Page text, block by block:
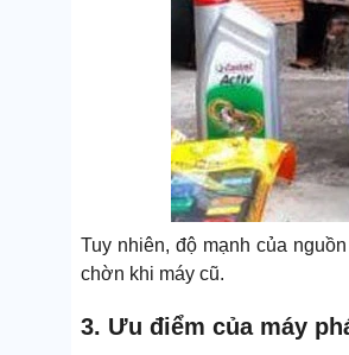
Tuy nhiên, độ mạnh của
chờn khi máy cũ.
3. Ưu điểm của máy